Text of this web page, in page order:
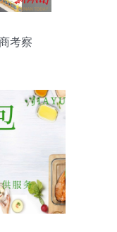
考察